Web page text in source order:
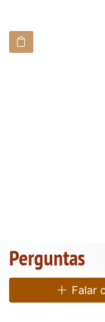
Perguntas
Falar